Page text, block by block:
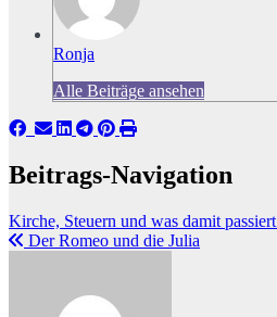
Ronja
Alle Beiträge ansehen
Beitrags-Navigation
Kirche, Steuern und was damit passiert
Der Romeo und die Julia